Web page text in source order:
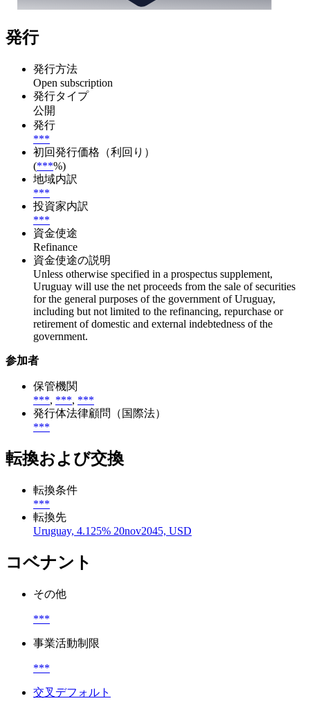
発行
発行方法
Open subscription
発行タイプ
公開
発行
***
初回発行価格（利回り）
(***%)
地域内訳
***
投資家内訳
***
資金使途
Refinance
資金使途の説明
Unless otherwise specified in a prospectus supplement,
Uruguay will use the net proceeds from the sale of securities
for the general purposes of the government of Uruguay,
including but not limited to the refinancing, repurchase or
retirement of domestic and external indebtedness of the
government.
参加者
保管機関
***, ***, ***
発行体法律顧問（国際法）
***
転換および交換
転換条件
***
転換先
Uruguay, 4.125% 20nov2045, USD
コベナント
その他
***
事業活動制限
***
交叉デフォルト